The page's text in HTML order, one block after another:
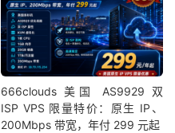
666clouds 美国 AS9929 双
ISP VPS 限量特价：原生 IP、
200Mbps 带宽，年付 299 元起